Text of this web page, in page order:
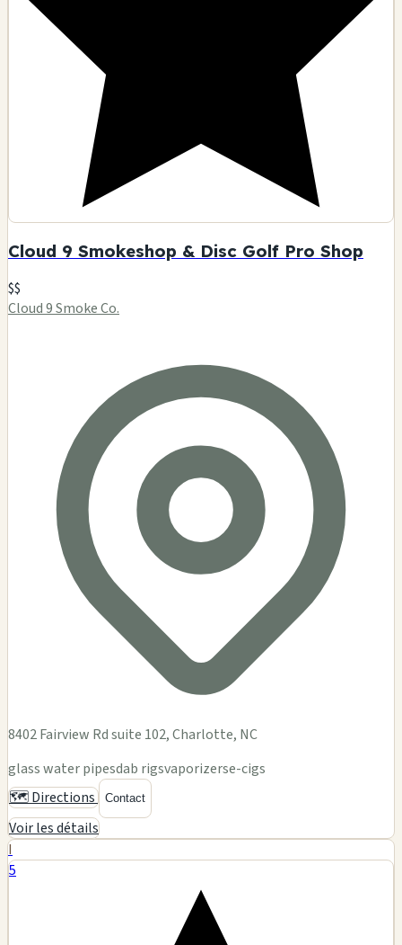
Cloud 9 Smokeshop & Disc Golf Pro Shop
$$
Cloud 9 Smoke Co.
8402 Fairview Rd suite 102, Charlotte, NC
glass water pipesdab rigsvaporizerse-cigs
🗺️ Directions Contact
Voir les détails
I
5